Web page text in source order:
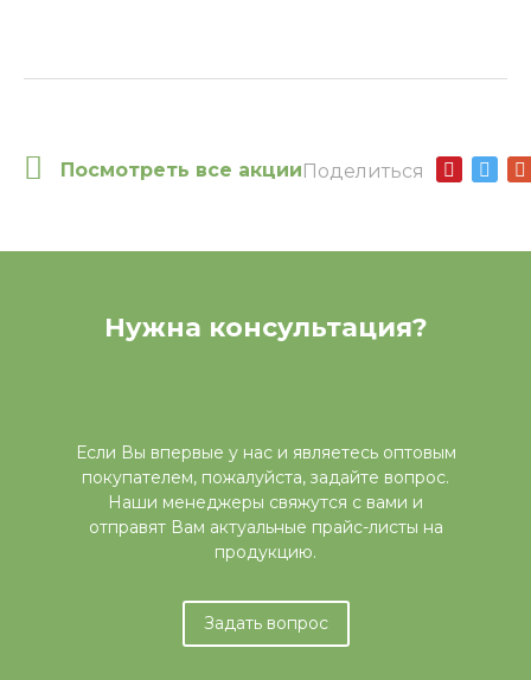
Посмотреть все акцииПоделиться
Нужна консультация?
Если Вы впервые у нас и являетесь оптовым
покупателем, пожалуйста, задайте вопрос.
Наши менеджеры свяжутся с вами и
отправят Вам актуальные прайс-листы на
продукцию.
Задать вопрос